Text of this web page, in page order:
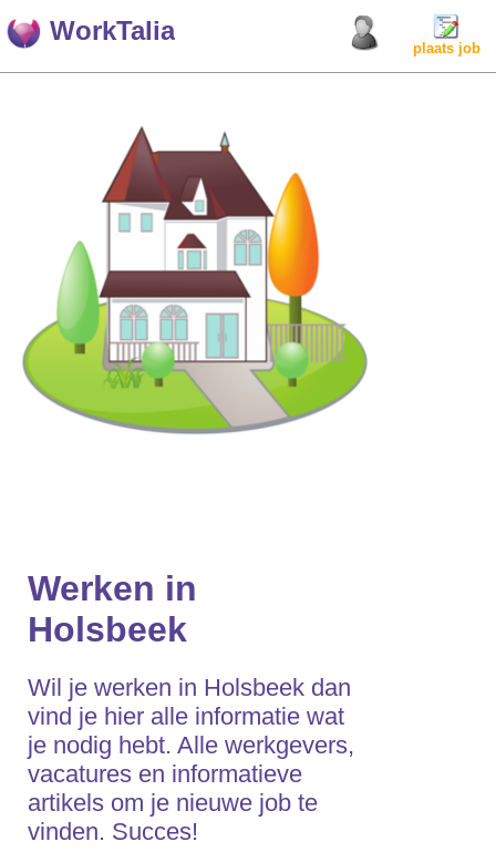
WorkTalia
plaats job
Werken in
Holsbeek
Wil je werken in Holsbeek dan
vind je hier alle informatie wat
je nodig hebt. Alle werkgevers,
vacatures en informatieve
artikels om je nieuwe job te
vinden. Succes!